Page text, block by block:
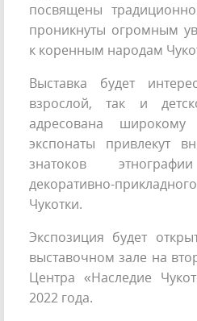
посвящены
проникнуты огромным
к коренным народам
Выставка будет
взрослой, так и
адресована широкому
экспонаты привлекут
знатоков
декоративно-
Чукотки.
Экспозиция будет
выставочном зале на
Центра «Наследие
2022 года.